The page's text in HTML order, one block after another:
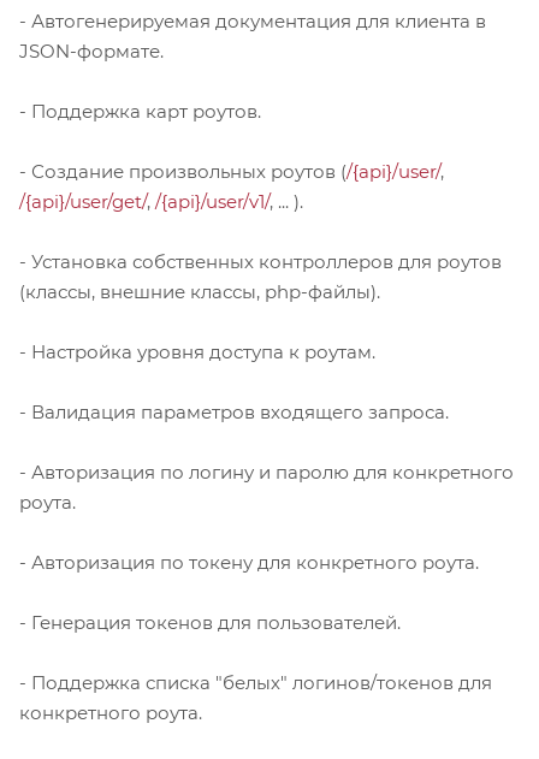
- Автогенерируемая документация для клиента в
JSON-формате.
- Поддержка карт роутов.
- Создание произвольных роутов (/{api}/user/,
/{api}/user/get/, /{api}/user/v1/, ... ).
- Установка собственных контроллеров для роутов
(классы, внешние классы, php-файлы).
- Настройка уровня доступа к роутам.
- Валидация параметров входящего запроса.
- Авторизация по логину и паролю для конкретного
роута.
- Авторизация по токену для конкретного роута.
- Генерация токенов для пользователей.
- Поддержка списка "белых" логинов/токенов для
конкретного роута.